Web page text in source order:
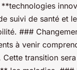
suivi de santé et
###
à venir
transition